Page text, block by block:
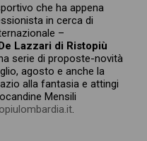
che ha appena
in cerca di
–
Lazzari di Ristopiù
serie di proposte-novità
agosto e anche la
alla fantasia e attingi
Mensili
.